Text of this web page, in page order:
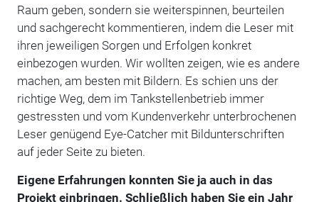
Raum geben, sondern sie weiterspinnen, beurteilen
und sachgerecht kommentieren, indem die Leser mit
ihren jeweiligen Sorgen und Erfolgen konkret
einbezogen wurden. Wir wollten zeigen, wie es andere
machen, am besten mit Bildern. Es schien uns der
richtige Weg, dem im Tankstellenbetrieb immer
gestressten und vom Kundenverkehr unterbrochenen
Leser genügend Eye-Catcher mit Bildunterschriften
auf jeder Seite zu bieten.
Eigene Erfahrungen konnten Sie ja auch in das
Projekt einbringen. Schließlich haben Sie ein Jahr